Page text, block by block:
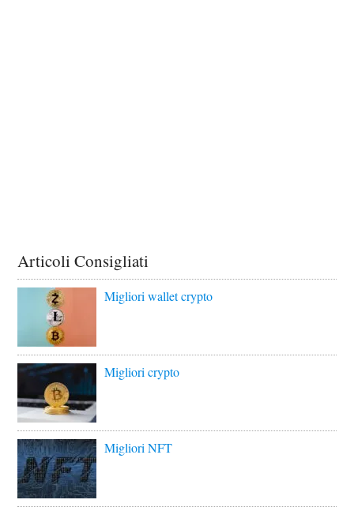
Articoli Consigliati
Migliori wallet crypto
Migliori crypto
Migliori NFT